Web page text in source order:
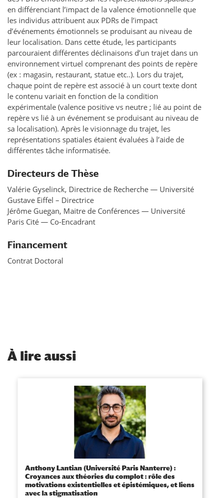
en différenciant l’impact de la valence émotionnelle que
les individus attribuent aux PDRs de l’impact
d’événements émotionnels se produisant au niveau de
leur localisation. Dans cette étude, les participants
parcouraient différentes déclinaisons d’un trajet dans un
environnement virtuel comprenant des points de repère
(ex : magasin, restaurant, statue etc..). Lors du trajet,
chaque point de repère est associé à un court texte dont
le contenu variait en fonction de la condition
expérimentale (valence positive vs neutre ; lié au point de
repère vs lié à un événement se produisant au niveau de
sa localisation). Après le visionnage du trajet, les
représentations spatiales étaient évaluées à l’aide de
différentes tâche informatisée.
Directeurs de Thèse
Valérie Gyselinck, Directrice de Recherche — Université
Gustave Eiffel – Directrice
Jérôme Guegan, Maitre de Conférences — Université
Paris Cité — Co-Encadrant
Financement
Contrat Doctoral
À lire aussi
Anthony Lantian (Université Paris Nanterre) :
Croyances aux théories du complot : rôle des
motivations existentielles et épistémiques, et liens
avec la stigmatisation